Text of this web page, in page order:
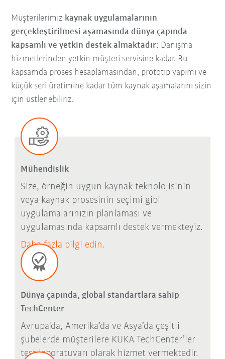
Müşterilerimiz kaynak uygulamalarının
gerçekleştirilmesi aşamasında dünya çapında
kapsamlı ve yetkin destek almaktadır: Danışma
hizmetlerinden yetkin müşteri servisine kadar. Bu
kapsamda proses hesaplamasından, prototip yapımı ve
küçük seri üretimine kadar tüm kaynak aşamalarını sizin
için üstlenebiliriz.
Mühendislik
Size, örneğin uygun kaynak teknolojisinin
veya kaynak prosesinin seçimi gibi
uygulamalarınızın planlaması ve
uygulamasında kapsamlı destek vermekteyiz.
Daha fazla bilgi edin.
Dünya çapında, global standartlara sahip
TechCenter
Avrupa'da, Amerika’da ve Asya’da çeşitli
şubelerde müşterilere KUKA TechCenter’ler
test laboratuvarı olarak hizmet vermektedir.